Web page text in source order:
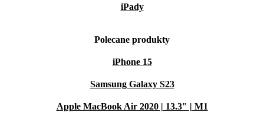
iPady
Polecane produkty
iPhone 15
Samsung Galaxy S23
Apple MacBook Air 2020 | 13.3" | M1